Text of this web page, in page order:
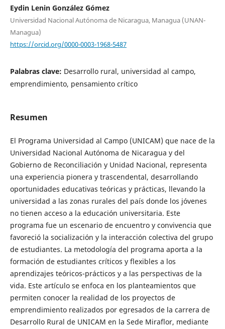
Eydin Lenin González Gómez
Universidad Nacional Autónoma de Nicaragua, Managua (UNAN-
Managua)
https://orcid.org/0000-0003-1968-5487
Palabras clave: Desarrollo rural, universidad al campo,
emprendimiento, pensamiento crítico
Resumen
El Programa Universidad al Campo (UNICAM) que nace de la
Universidad Nacional Autónoma de Nicaragua y del
Gobierno de Reconciliación y Unidad Nacional, representa
una experiencia pionera y trascendental, desarrollando
oportunidades educativas teóricas y prácticas, llevando la
universidad a las zonas rurales del país donde los jóvenes
no tienen acceso a la educación universitaria. Este
programa fue un escenario de encuentro y convivencia que
favoreció la socialización y la interacción colectiva del grupo
de estudiantes. La metodología del programa aporta a la
formación de estudiantes críticos y flexibles a los
aprendizajes teóricos-prácticos y a las perspectivas de la
vida. Este artículo se enfoca en los planteamientos que
permiten conocer la realidad de los proyectos de
emprendimiento realizados por egresados de la carrera de
Desarrollo Rural de UNICAM en la Sede Miraflor, mediante